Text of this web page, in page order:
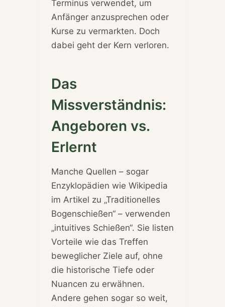
Terminus verwendet, um
Anfänger anzusprechen oder
Kurse zu vermarkten. Doch
dabei geht der Kern verloren.
Das
Missverständnis:
Angeboren vs.
Erlernt
Manche Quellen – sogar
Enzyklopädien wie Wikipedia
im Artikel zu „Traditionelles
Bogenschießen“ – verwenden
„intuitives Schießen“. Sie listen
Vorteile wie das Treffen
beweglicher Ziele auf, ohne
die historische Tiefe oder
Nuancen zu erwähnen.
Andere gehen sogar so weit,